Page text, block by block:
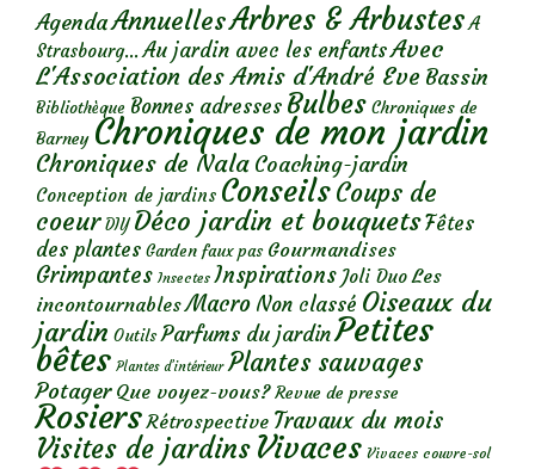
AgendaAnnuellesArbres & Arbustes A
Strasbourg... Au jardin avec les enfantsAvec
L'Association des Amis d'André Eve Bassin
Bibliothèque Bonnes adresses Bulbes Chroniques de
Barney Chroniques de mon jardin
Chroniques de Nala Coaching-jardin
Conception de jardins ConseilsCoups de
coeur DIY Déco jardin et bouquetsFêtes
des plantes Garden faux pas Gourmandises
Grimpantes Insectes Inspirations Joli Duo Les
incontournables Macro Non classé Oiseaux du
jardin Outils Parfums du jardinPetites
bêtes Plantes d’intérieur Plantes sauvages
Potager Que voyez-vous? Revue de presse
Rosiers Rétrospective Travaux du mois
Visites de jardins Vivaces Vivaces couvre-sol